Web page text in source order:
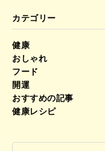
カテゴリー
健康
おしゃれ
フード
開運
おすすめの記事
健康レシピ